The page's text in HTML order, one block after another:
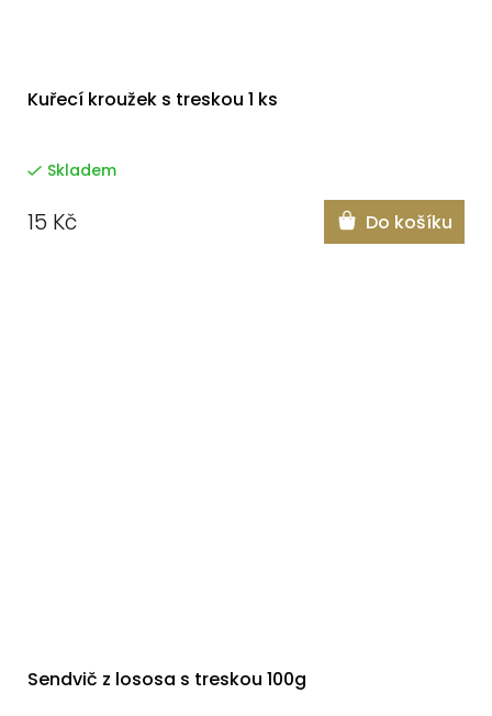
Kuřecí kroužek s treskou 1 ks
Skladem
15 Kč Do košíku
Sendvič z lososa s treskou 100g